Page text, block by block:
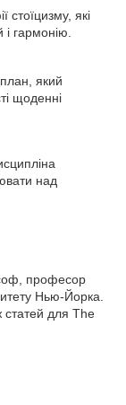
стоїцизму, які
і гармонію.
який
щоденні
над
професор
Нью-Йорка.
статей для The